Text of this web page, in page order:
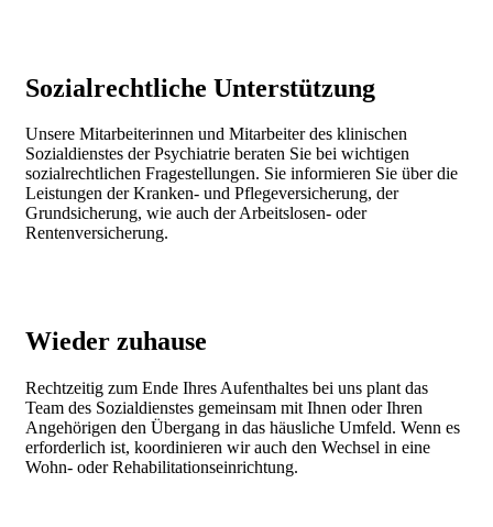
Sozialrechtliche Unterstützung
Unsere Mitarbeiterinnen und Mitarbeiter des klinischen
Sozialdienstes der Psychiatrie beraten Sie bei wichtigen
sozialrechtlichen Fragestellungen. Sie informieren Sie über die
Leistungen der Kranken- und Pflegeversicherung, der
Grundsicherung, wie auch der Arbeitslosen- oder
Rentenversicherung.
Wieder zuhause
Rechtzeitig zum Ende Ihres Aufenthaltes bei uns plant das
Team des Sozialdienstes gemeinsam mit Ihnen oder Ihren
Angehörigen den Übergang in das häusliche Umfeld. Wenn es
erforderlich ist, koordinieren wir auch den Wechsel in eine
Wohn- oder Rehabilitationseinrichtung.